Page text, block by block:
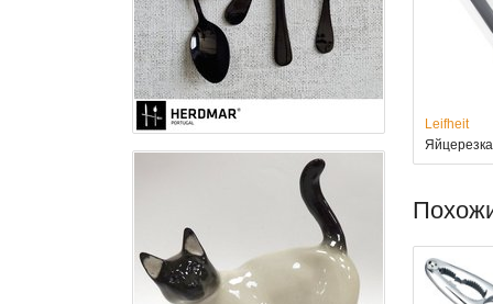
Leifheit